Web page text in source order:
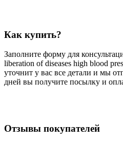
Как купить?
Заполните форму для
liberation of diseases high blood
уточнит у вас все детали и мы
дней вы получите посылку и
Отзывы покупателей